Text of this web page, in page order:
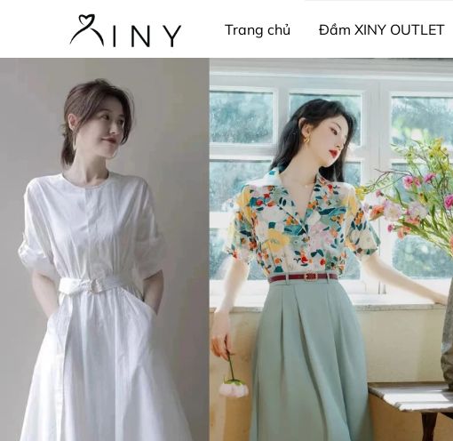
Trang chủ Đầm XINY OUTLET
Thời trang công sở Pijama &